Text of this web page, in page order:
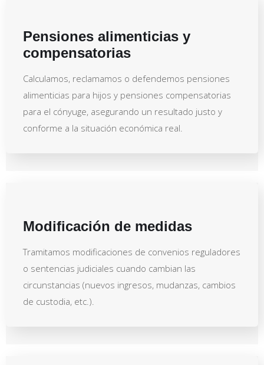
Pensiones alimenticias y
compensatorias
Calculamos, reclamamos o defendemos pensiones
alimenticias para hijos y pensiones compensatorias
para el cónyuge, asegurando un resultado justo y
conforme a la situación económica real.
Modificación de medidas
Tramitamos modificaciones de convenios reguladores
o sentencias judiciales cuando cambian las
circunstancias (nuevos ingresos, mudanzas, cambios
de custodia, etc.).